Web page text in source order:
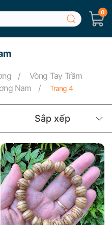
0
Vòng Tay Trầm
Nam Trang 4
Sắp xếp